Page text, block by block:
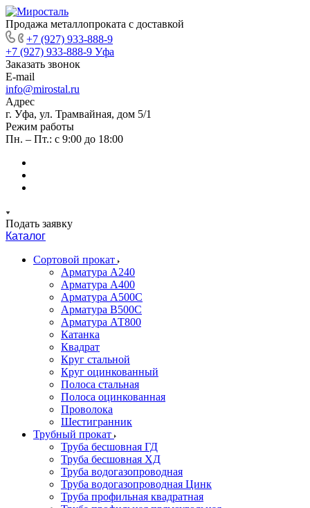
Продажа металлопроката с доставкой
+7 (927) 933-888-9
+7 (927) 933-888-9 Уфа
Заказать звонок
E-mail
info@mirostal.ru
Адрес
г. Уфа, ул. Трамвайная, дом 5/1
Режим работы
Пн. – Пт.: с 9:00 до 18:00
Подать заявку
Каталог
Сортовой прокат
Арматура А240
Арматура А400
Арматура А500C
Арматура В500С
Арматура АТ800
Катанка
Квадрат
Круг стальной
Круг оцинкованный
Полоса стальная
Полоса оцинкованная
Проволока
Шестигранник
Трубный прокат
Труба бесшовная ГД
Труба бесшовная ХД
Труба водогазопроводная
Труба водогазопроводная Цинк
Труба профильная квадратная